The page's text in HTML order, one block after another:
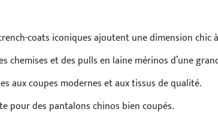
coats iconiques ajoutent une dimension chic
chemises et des pulls en laine mérinos d’une
aux coupes modernes et aux tissus de qualité.
pour des pantalons chinos bien coupés.